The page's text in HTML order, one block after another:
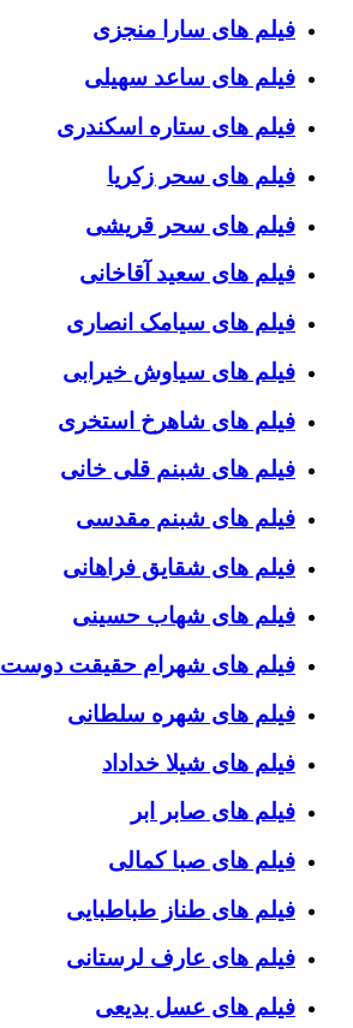
فیلم های سارا منجزی
فیلم های ساعد سهیلی
فیلم های ستاره اسکندری
فیلم های سحر زکریا
فیلم های سحر قریشی
فیلم های سعید آقاخانی
فیلم های سیامک انصاری
فیلم های سیاوش خیرابی
فیلم های شاهرخ استخری
فیلم های شبنم قلی خانی
فیلم های شبنم مقدسی
فیلم های شقایق فراهانی
فیلم های شهاب حسینی
فیلم های شهرام حقیقت دوست
فیلم های شهره سلطانی
فیلم های شیلا خداداد
فیلم های صابر ابر
فیلم های صبا کمالی
فیلم های طناز طباطبایی
فیلم های عارف لرستانی
فیلم های عسل بدیعی